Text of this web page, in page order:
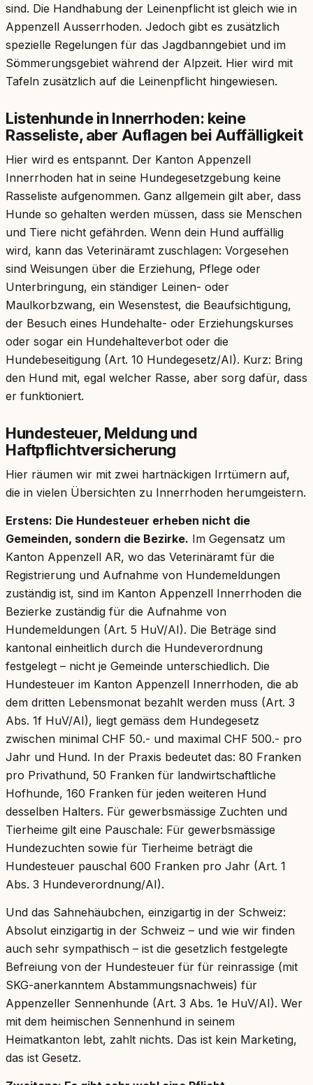
sind. Die Handhabung der Leinenpflicht ist gleich wie in
Appenzell Ausserrhoden. Jedoch gibt es zusätzlich
spezielle Regelungen für das Jagdbanngebiet und im
Sömmerungsgebiet während der Alpzeit. Hier wird mit
Tafeln zusätzlich auf die Leinenpflicht hingewiesen.
Listenhunde in Innerrhoden: keine
Rasseliste, aber Auflagen bei Auffälligkeit
Hier wird es entspannt. Der Kanton Appenzell
Innerrhoden hat in seine Hundegesetzgebung keine
Rasseliste aufgenommen. Ganz allgemein gilt aber, dass
Hunde so gehalten werden müssen, dass sie Menschen
und Tiere nicht gefährden. Wenn dein Hund auffällig
wird, kann das Veterinäramt zuschlagen: Vorgesehen
sind Weisungen über die Erziehung, Pflege oder
Unterbringung, ein ständiger Leinen- oder
Maulkorbzwang, ein Wesenstest, die Beaufsichtigung,
der Besuch eines Hundehalte- oder Erziehungskurses
oder sogar ein Hundehalteverbot oder die
Hundebeseitigung (Art. 10 Hundegesetz/AI). Kurz: Bring
den Hund mit, egal welcher Rasse, aber sorg dafür, dass
er funktioniert.
Hundesteuer, Meldung und
Haftpflichtversicherung
Hier räumen wir mit zwei hartnäckigen Irrtümern auf,
die in vielen Übersichten zu Innerrhoden herumgeistern.
Erstens: Die Hundesteuer erheben nicht die
Gemeinden, sondern die Bezirke. Im Gegensatz um
Kanton Appenzell AR, wo das Veterinäramt für die
Registrierung und Aufnahme von Hundemeldungen
zuständig ist, sind im Kanton Appenzell Innerrhoden die
Bezierke zuständig für die Aufnahme von
Hundemeldungen (Art. 5 HuV/AI). Die Beträge sind
kantonal einheitlich durch die Hundeverordnung
festgelegt – nicht je Gemeinde unterschiedlich. Die
Hundesteuer im Kanton Appenzell Innerrhoden, die ab
dem dritten Lebensmonat bezahlt werden muss (Art. 3
Abs. 1f HuV/AI), liegt gemäss dem Hundegesetz
zwischen minimal CHF 50.- und maximal CHF 500.- pro
Jahr und Hund. In der Praxis bedeutet das: 80 Franken
pro Privathund, 50 Franken für landwirtschaftliche
Hofhunde, 160 Franken für jeden weiteren Hund
desselben Halters. Für gewerbsmässige Zuchten und
Tierheime gilt eine Pauschale: Für gewerbsmässige
Hundezuchten sowie für Tierheime beträgt die
Hundesteuer pauschal 600 Franken pro Jahr (Art. 1
Abs. 3 Hundeverordnung/AI).
Und das Sahnehäubchen, einzigartig in der Schweiz:
Absolut einzigartig in der Schweiz – und wie wir finden
auch sehr sympathisch – ist die gesetzlich festgelegte
Befreiung von der Hundesteuer für für reinrassige (mit
SKG-anerkanntem Abstammungsnachweis) für
Appenzeller Sennenhunde (Art. 3 Abs. 1e HuV/AI). Wer
mit dem heimischen Sennenhund in seinem
Heimatkanton lebt, zahlt nichts. Das ist kein Marketing,
das ist Gesetz.